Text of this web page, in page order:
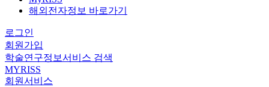
해외전자정보 바로가기
로그인
회원가입
학술연구정보서비스 검색
MYRISS
회원서비스